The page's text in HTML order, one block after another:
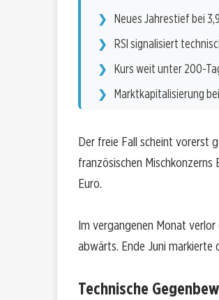
Neues Jahrestief bei
RSI signalisiert
Kurs weit unter 200-
Marktkapitalisierung bei
Der freie Fall scheint vorerst
französischen
Euro.
Im vergangenen Monat
abwärts. Ende Juni markierte
Technische